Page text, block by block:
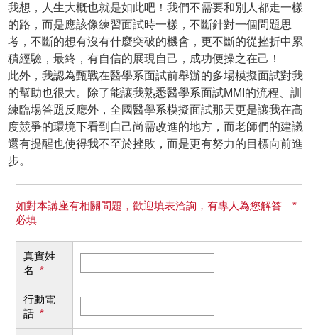
我想，人生大概也就是如此吧！我們不需要和別人都走一樣
的路，而是應該像練習面試時一樣，不斷針對一個問題思
考，不斷的想有沒有什麼突破的機會，更不斷的從挫折中累
積經驗，最終，有自信的展現自己，成功便操之在己！
此外，我認為甄戰在醫學系面試前舉辦的多場模擬面試對我
的幫助也很大。除了能讓我熟悉醫學系面試MMI的流程、訓
練臨場答題反應外，全國醫學系模擬面試那天更是讓我在高
度競爭的環境下看到自己尚需改進的地方，而老師們的建議
還有提醒也使得我不至於挫敗，而是更有努力的目標向前進
步。
如對本講座有相關問題，歡迎填表洽詢，有專人為您解答 *
必填
真實姓
名 *
行動電
話 *